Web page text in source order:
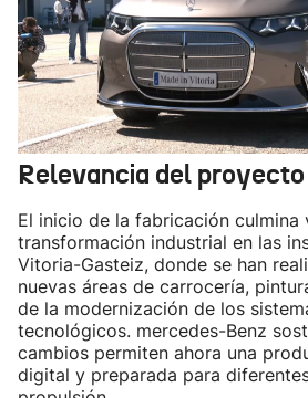
Relevancia del proyecto
El inicio de la fabricación culmina
transformación industrial en las
Vitoria-Gasteiz, donde se han
nuevas áreas de carrocería,
de la modernización de los
tecnológicos. mercedes-Benz
cambios permiten ahora una
digital y preparada para